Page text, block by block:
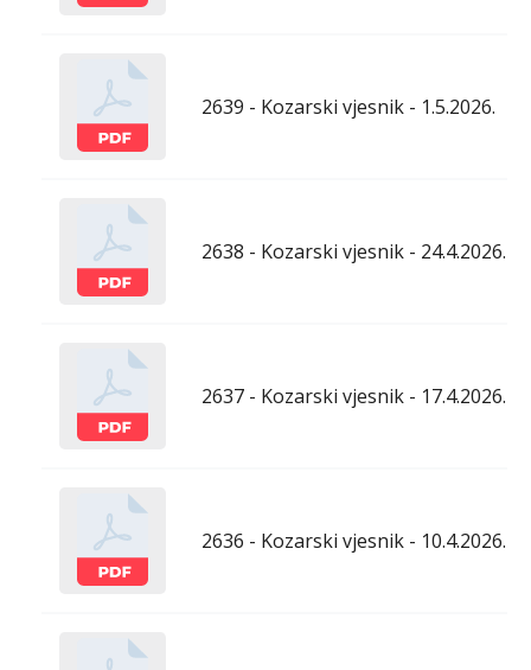
2639 - Kozarski vjesnik - 1.5.2026.
2638 - Kozarski vjesnik - 24.4.2026.
2637 - Kozarski vjesnik - 17.4.2026.
2636 - Kozarski vjesnik - 10.4.2026.